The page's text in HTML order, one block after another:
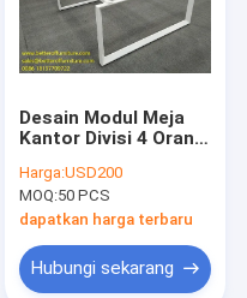
Desain Modul Meja
Kantor Divisi 4 Orang
Workstation Kantor
Warna Putih
Harga:USD200
MOQ:50 PCS
dapatkan harga terbaru
Hubungi sekarang